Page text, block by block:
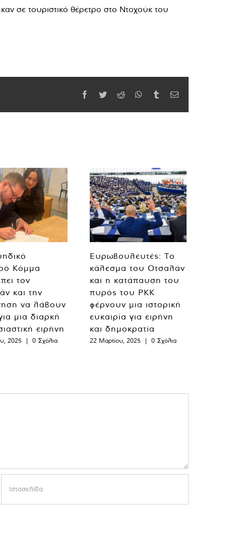
σε τουριστικό θέρετρο στο Ντοχούκ του
Facebook
TwitterReddit WhatsApp
TumblrEmail
Κόμμα
τον
και την
να λάβουν
μια διαρκή
ειρήνη
2025 | 0 Σχόλια
Ευρωβουλευτές: Το
κάλεσμα του Οτσαλάν
και η κατάπαυση του
πυρός του PKK
φέρνουν μια ιστορική
ευκαιρία για ειρήνη
και δημοκρατία
22 Μαρτίου, 2025 | 0 Σχόλια